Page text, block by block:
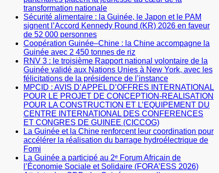
transformation nationale
Sécurité alimentaire : la Guinée, le Japon et le PAM
signent l’Accord Kennedy Round (KR) 2026 en faveur
de 52 000 personnes
Coopération Guinée–Chine : la Chine accompagne la
Guinée avec 2 450 tonnes de riz
RNV 3 : le troisième Rapport national volontaire de la
Guinée validé aux Nations Unies à New York, avec les
félicitations de la présidence de l’instance
MPCID : AVIS D’APPEL D’OFFRES INTERNATIONAL
POUR LE PROJET DE CONCEPTION-REALISATION
POUR LA CONSTRUCTION ET L’EQUIPEMENT DU
CENTRE INTERNATIONAL DES CONFERENCES
ET CONGRES DE GUINEE (CICCOG)
La Guinée et la Chine renforcent leur coordination pour
accélérer la réalisation du barrage hydroélectrique de
Fomi
La Guinée a participé au 2ᵉ Forum Africain de
l’Économie Sociale et Solidaire (FORA’ESS 2026)